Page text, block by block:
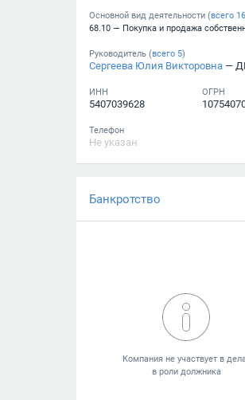
Основной вид деятельности (всего 16
68.10 — Покупка и продажа
Руководитель (всего 5)
Сергеева Юлия Викторовна —
ИНН
5407039628
ОГРН
Телефон
Не указан
Банкротство